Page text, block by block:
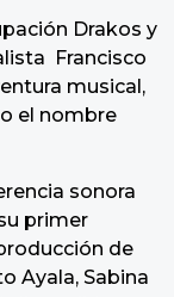
Drakos y
Francisco
musical,
el nombre
sonora
primer
de
Ayala, Sabina